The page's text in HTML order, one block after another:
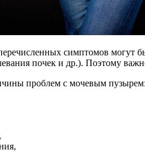
симптомов могут
почек и др.). Поэтому
проблем с мочевым